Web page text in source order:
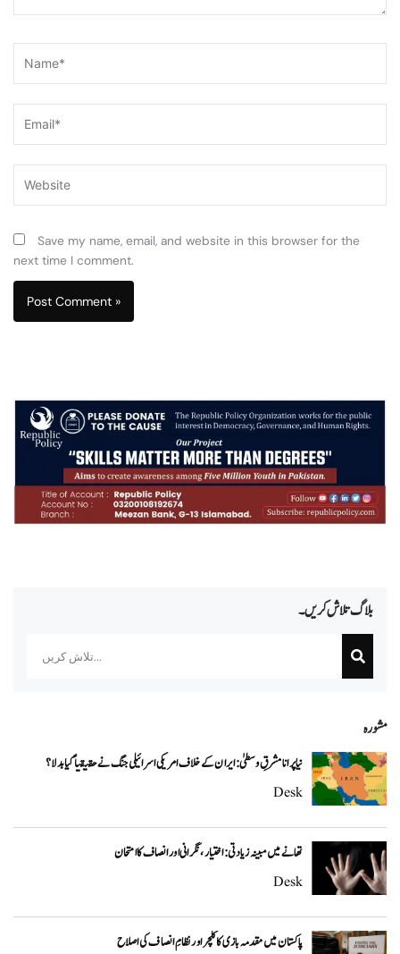
بلاگ تلاش کریں۔
مشورہ
نیا پرانا مشرقِ وسطیٰ: ایران کے خلاف امریکی اسرائیلی جنگ نے حقیقتاً کیا بدلا؟
Desk
تھانے میں مبینہ زیادتی: اختیار، نگرانی اور انصاف کا امتحان
Desk
پاکستان میں مقدمہ بازی کا کلچر اور نظامِ انصاف کی اصلاح
Save my name, email, and website in this browser for the
next time I comment.